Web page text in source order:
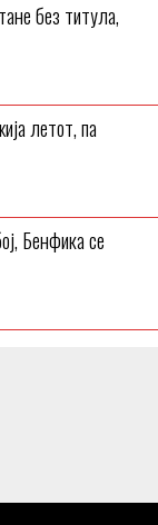
без титула,
летот, па
Бенфика се